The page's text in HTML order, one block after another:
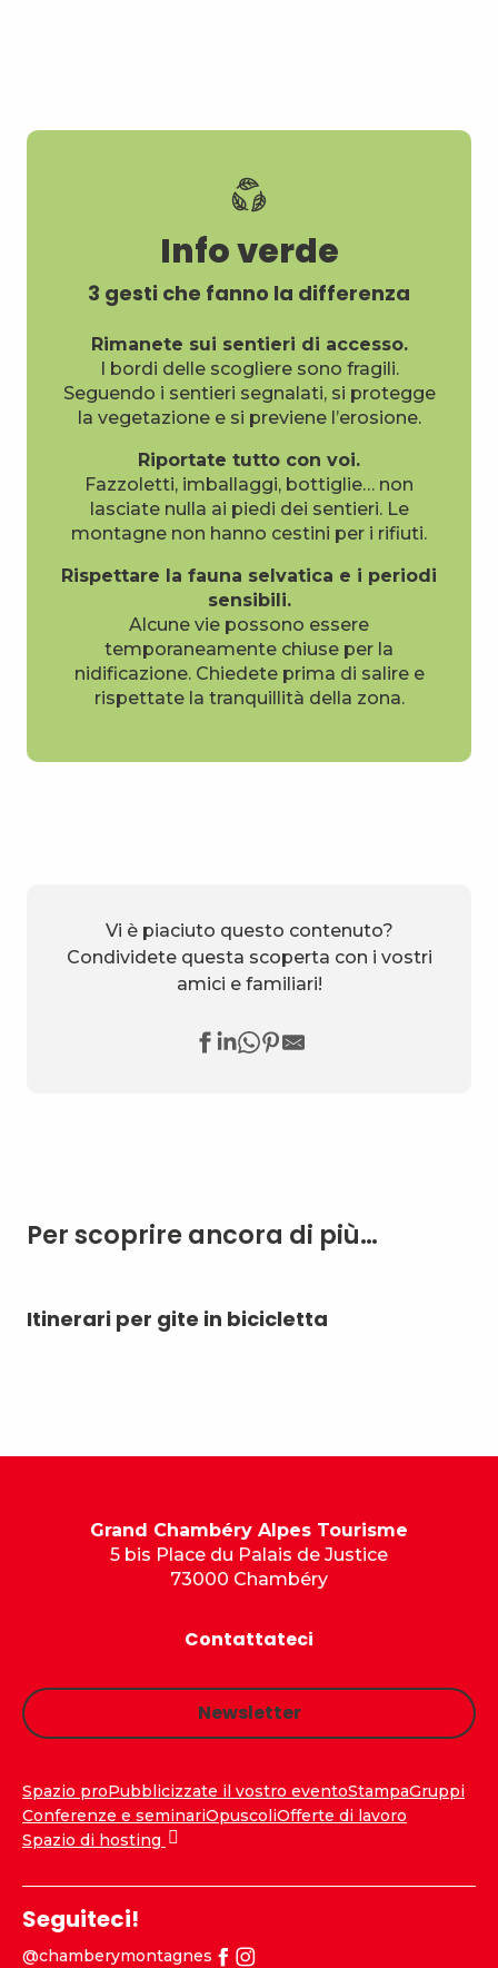
Info verde
3 gesti che fanno la differenza
Rimanete sui sentieri di accesso.
I bordi delle scogliere sono fragili.
Seguendo i sentieri segnalati, si protegge
la vegetazione e si previene l’erosione.
Riportate tutto con voi.
Fazzoletti, imballaggi, bottiglie… non
lasciate nulla ai piedi dei sentieri. Le
montagne non hanno cestini per i rifiuti.
Rispettare la fauna selvatica e i periodi
sensibili.
Alcune vie possono essere
temporaneamente chiuse per la
nidificazione. Chiedete prima di salire e
rispettate la tranquillità della zona.
Vi è piaciuto questo contenuto?
Condividete questa scoperta con i vostri
amici e familiari!
Per scoprire ancora di più…
Itinerari per gite in bicicletta
Grand Chambéry Alpes Tourisme
5 bis Place du Palais de Justice
73000 Chambéry
Contattateci
Newsletter
Spazio proPubblicizzate il vostro eventoStampaGruppi
Conferenze e seminariOpuscoliOfferte di lavoro
Spazio di hosting
Seguiteci!
@chamberymontagnes